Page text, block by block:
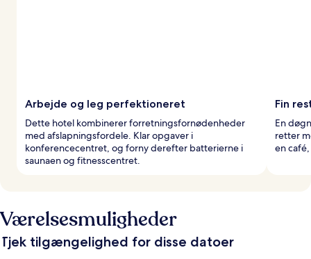
Arbejde og leg perfektioneret
Dette hotel kombinerer forretningsfornødenheder
med afslapningsfordele. Klar opgaver i
konferencecentret, og forny derefter batterierne i
saunaen og fitnesscentret.
Fin
En
retter
en
Værelsesmuligheder
Tjek tilgængelighed for disse datoer